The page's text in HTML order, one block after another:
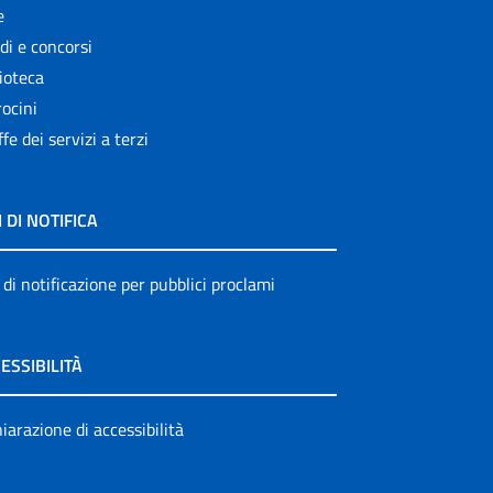
e concorsi
dei servizi a terzi
DI NOTIFICA
notificazione per pubblici proclami
di accessibilità